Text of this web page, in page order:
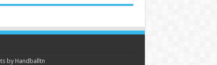
by Handballtn